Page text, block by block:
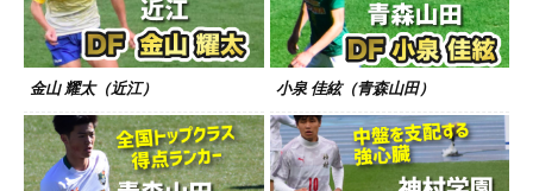
金山 耀太（近江） 小泉 佳絃（青森山田）